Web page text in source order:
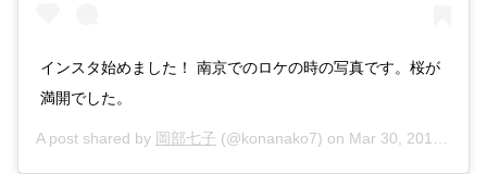
インスタ始めました！ 南京でのロケの時の写真です。桜が
満開でした。
A post shared by 岡部七子 (@konanako7) on Mar 30, 2019 at 4:54am PDT